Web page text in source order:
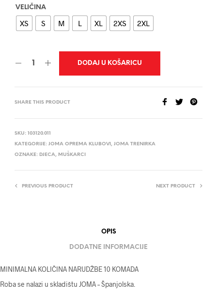
VELIČINA
XS S M L XL 2XS 2XL
DODAJ U KOŠARICU
SHARE THIS PRODUCT
SKU: 103120.011
KATEGORIJE: JOMA OPREMA KLUBOVI, JOMA TRENIRKA
OZNAKE: DJECA, MUŠKARCI
PREVIOUS PRODUCT NEXT PRODUCT
OPIS
DODATNE INFORMACIJE
MINIMALNA KOLIČINA NARUDŽBE 10 KOMADA
Roba se nalazi u skladištu JOMA – Španjolska.